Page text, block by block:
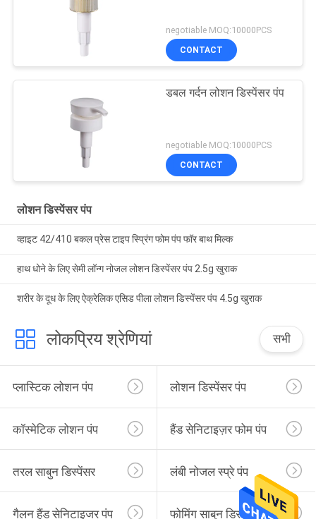
negotiable MOQ:10000PCS
CONTACT
डबल गर्दन लोशन डिस्पेंसर पंप
negotiable MOQ:10000PCS
CONTACT
लोशन डिस्पेंसर पंप
व्हाइट 42/410 बकल प्रेस टाइप स्प्रिंग फोम पंप फॉर बाथ मिल्क
हाथ धोने के लिए सेमी लॉन्ग नोजल लोशन डिस्पेंसर पंप 2.5g खुराक
शरीर के दूध के लिए ऐक्रेलिक एसिड पीला लोशन डिस्पेंसर पंप 4.5g खुराक
लोकप्रिय श्रेणियां सभी
प्लास्टिक लोशन पंप लोशन डिस्पेंसर पंप
कॉस्मेटिक लोशन पंप हैंड सेनिटाइज़र फोम पंप
तरल साबुन डिस्पेंसर लंबी नोजल स्प्रे पंप
गैलन हैंड सेनिटाइजर पंप फोमिंग साबुन डिस्पेंसर पंप